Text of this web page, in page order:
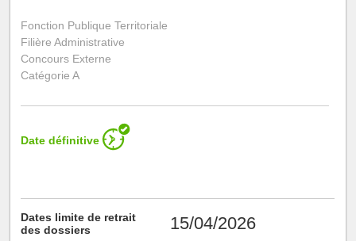
Fonction Publique Territoriale
Filière Administrative
Concours Externe
Catégorie A
Date définitive
Dates limite de retrait
des dossiers
15/04/2026